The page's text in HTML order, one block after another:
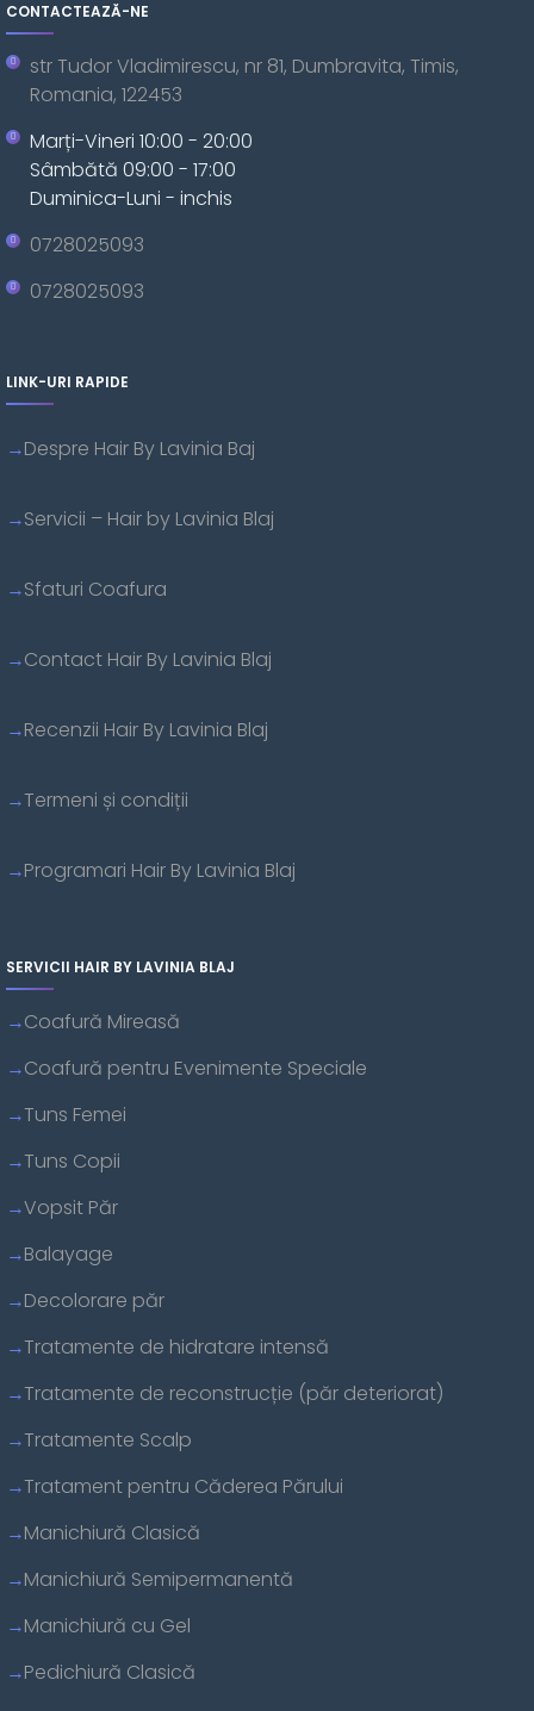
CONTACTEAZĂ-NE
str Tudor Vladimirescu, nr 81, Dumbravita, Timis,
Romania, 122453
Marți-Vineri 10:00 - 20:00
Sâmbătă 09:00 - 17:00
Duminica-Luni - inchis
0728025093
0728025093
LINK-URI RAPIDE
Despre Hair By Lavinia Baj
Servicii – Hair by Lavinia Blaj
Sfaturi Coafura
Contact Hair By Lavinia Blaj
Recenzii Hair By Lavinia Blaj
Termeni și condiții
Programari Hair By Lavinia Blaj
SERVICII HAIR BY LAVINIA BLAJ
Coafură Mireasă
Coafură pentru Evenimente Speciale
Tuns Femei
Tuns Copii
Vopsit Păr
Balayage
Decolorare păr
Tratamente de hidratare intensă
Tratamente de reconstrucție (păr deteriorat)
Tratamente Scalp
Tratament pentru Căderea Părului
Manichiură Clasică
Manichiură Semipermanentă
Manichiură cu Gel
Pedichiură Clasică